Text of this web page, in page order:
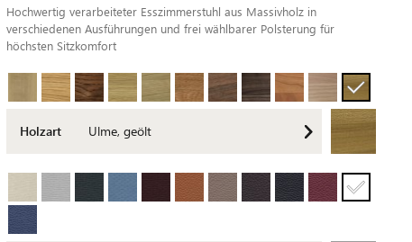
Hochwertig verarbeiteter Esszimmerstuhl aus Massivholz in
verschiedenen Ausführungen und frei wählbarer Polsterung für
höchsten Sitzkomfort
Holzart Ulme, geölt